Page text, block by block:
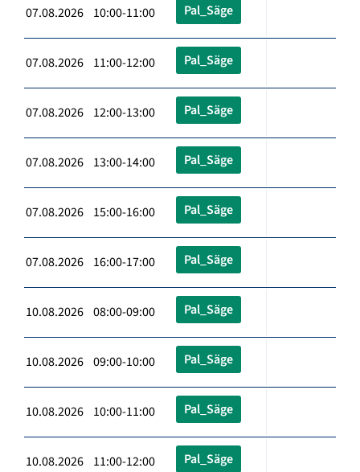
07.08.2026 10:00-11:00 Pal_Säge
07.08.2026 11:00-12:00 Pal_Säge
07.08.2026 12:00-13:00 Pal_Säge
07.08.2026 13:00-14:00 Pal_Säge
07.08.2026 15:00-16:00 Pal_Säge
07.08.2026 16:00-17:00 Pal_Säge
10.08.2026 08:00-09:00 Pal_Säge
10.08.2026 09:00-10:00 Pal_Säge
10.08.2026 10:00-11:00 Pal_Säge
10.08.2026 11:00-12:00 Pal_Säge